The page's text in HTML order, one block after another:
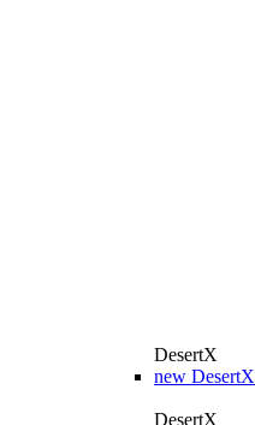
DesertX
new DesertX
DesertX